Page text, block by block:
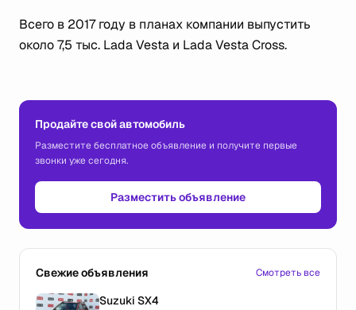
Всего в 2017 году в планах компании выпустить
около 7,5 тыс. Lada Vesta и Lada Vesta Cross.
Продайте свой автомобиль
Разместите бесплатное объявление и получите первые
звонки уже сегодня.
Разместить объявление
Свежие объявления Смотреть все
Suzuki SX4